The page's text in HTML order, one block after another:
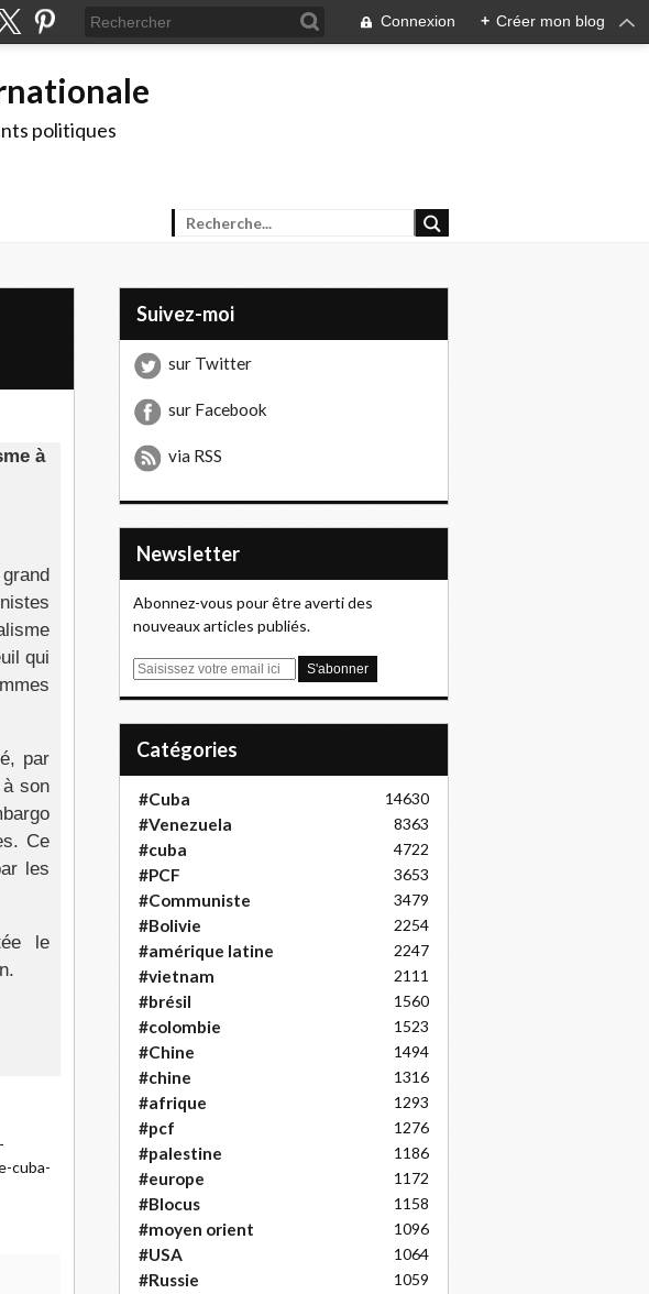
Connexion + Créer mon blog
politiques
à
qui
par
son
Ce
les
le
cuba-
Suivez-moi
sur Twitter
sur Facebook
via RSS
Newsletter
Abonnez-vous pour être averti des
nouveaux articles publiés.
E
Catégories
#Cuba 14630
#Venezuela 8363
#cuba 4722
#PCF 3653
#Communiste 3479
#Bolivie 2254
#amérique latine 2247
#vietnam 2111
#brésil 1560
#colombie 1523
#Chine 1494
#chine 1316
#afrique 1293
#pcf 1276
#palestine 1186
#europe 1172
#Blocus 1158
#moyen orient 1096
#USA 1064
#Russie 1059